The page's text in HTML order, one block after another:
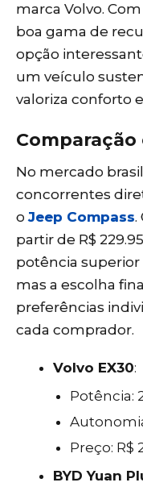
marca Volvo.
boa gama de
opção
um veículo
valoriza conforto
No mercado
concorrentes
oJeep Compass.
partir de R$
potência
mas a escolha
preferências
cada comprador.
Volvo EX30:
Potência:
Preço: R$
BYD Yuan